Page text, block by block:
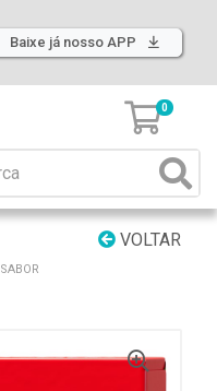
Baixe já nosso APP
0
VOLTAR